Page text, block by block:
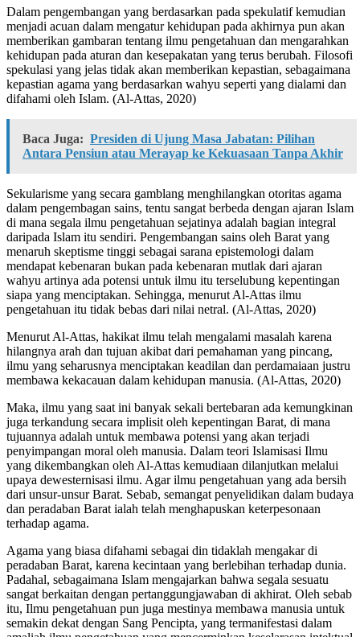
Dalam pengembangan yang berdasarkan pada spekulatif kemudian
menjadi acuan dalam mengatur kehidupan pada akhirnya pun akan
memberikan gambaran tentang ilmu pengetahuan dan mengarahkan
kehidupan pada aturan dan kesepakatan yang terus berubah. Filosofi
spekulasi yang jelas tidak akan memberikan kepastian, sebagaimana
kepastian agama yang berdasarkan wahyu seperti yang dialami dan
difahami oleh Islam. (Al-Attas, 2020)
Baca Juga: Presiden di Ujung Masa Jabatan: Pilihan
Antara Pensiun atau Merayap ke Kekuasaan Tanpa Akhir
Sekularisme yang secara gamblang menghilangkan otoritas agama
dalam pengembagan sains, tentu sangat berbeda dengan ajaran Islam
di mana segala ilmu pengetahuan sejatinya adalah bagian integral
daripada Islam itu sendiri. Pengembangan sains oleh Barat yang
menaruh skeptisme tinggi sebagai sarana epistemologi dalam
mendapat kebenaran bukan pada kebenaran mutlak dari ajaran
wahyu artinya ada potensi untuk ilmu itu terselubung kepentingan
siapa yang menciptakan. Sehingga, menurut Al-Attas ilmu
pengetahuan itu tidak bebas dari nilai netral. (Al-Attas, 2020)
Menurut Al-Attas, hakikat ilmu telah mengalami masalah karena
hilangnya arah dan tujuan akibat dari pemahaman yang pincang,
ilmu yang seharusnya menciptakan keadilan dan perdamaiaan justru
membawa kekacauan dalam kehidupan manusia. (Al-Attas, 2020)
Maka, ilmu yang saat ini banyak sekali bertebaran ada kemungkinan
juga terkandung secara implisit oleh kepentingan Barat, di mana
tujuannya adalah untuk membawa potensi yang akan terjadi
penyimpangan moral oleh manusia. Dalam teori Islamisasi Ilmu
yang dikembangkan oleh Al-Attas kemudiaan dilanjutkan melalui
upaya dewesternisasi ilmu. Agar ilmu pengetahuan yang ada bersih
dari unsur-unsur Barat. Sebab, semangat penyelidikan dalam budaya
dan peradaban Barat ialah telah menghapuskan keterpesonaan
terhadap agama.
Agama yang biasa difahami sebagai din tidaklah mengakar di
peradaban Barat, karena kecintaan yang berlebihan terhadap dunia.
Padahal, sebagaimana Islam mengajarkan bahwa segala sesuatu
sangat berkaitan dengan pertanggungjawaban di akhirat. Oleh sebab
itu, Ilmu pengetahuan pun juga mestinya membawa manusia untuk
semakin dekat dengan Sang Pencipta, yang termanifestasi dalam